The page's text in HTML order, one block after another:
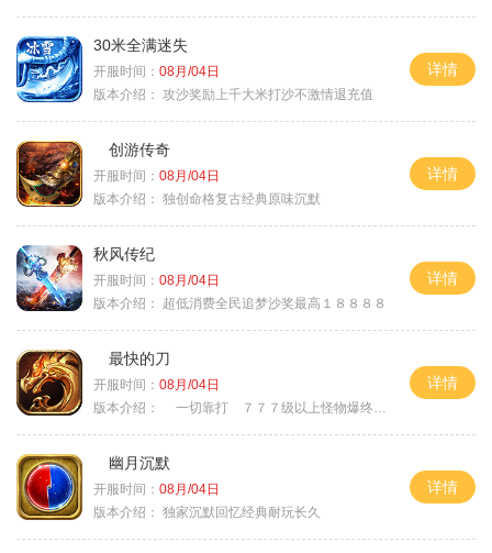
30米全满迷失
开服时间： 08月/04日
版本介绍： 攻沙奖励上千大米打沙不激情退充值
详情
创游传奇
开服时间： 08月/04日
版本介绍： 独创命格复古经典原味沉默
详情
秋风传纪
开服时间： 08月/04日
版本介绍：
超低消费全民追梦沙奖最高１８８８８
详情
最快的刀
开服时间： 08月/04日
版本介绍：
一切靠打 ７７７级以上怪物爆终极
详情
幽月沉默
开服时间： 08月/04日
版本介绍： 独家沉默回忆经典耐玩长久
详情